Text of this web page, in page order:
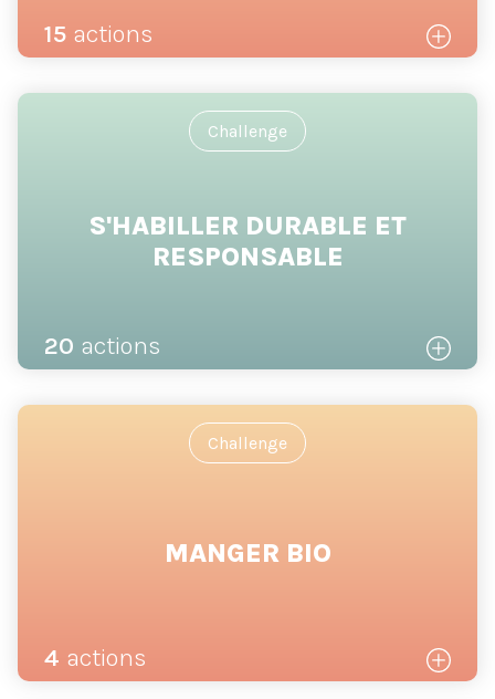
15 actions
Challenge
S'HABILLER DURABLE ET
RESPONSABLE
20 actions
Challenge
MANGER BIO
4 actions